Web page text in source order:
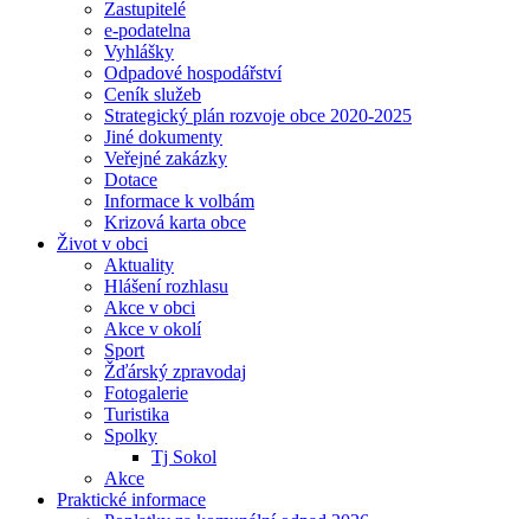
Zastupitelé
e-podatelna
Vyhlášky
Odpadové hospodářství
Ceník služeb
Strategický plán rozvoje obce 2020-2025
Jiné dokumenty
Veřejné zakázky
Dotace
Informace k volbám
Krizová karta obce
Život v obci
Aktuality
Hlášení rozhlasu
Akce v obci
Akce v okolí
Sport
Žďárský zpravodaj
Fotogalerie
Turistika
Spolky
Tj Sokol
Akce
Praktické informace